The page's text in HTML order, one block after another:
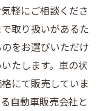
軽にご相談くださ
取り扱いがあるた
をお選びいただけ
たします。車の状
にて販売していま
自動車販売会社と